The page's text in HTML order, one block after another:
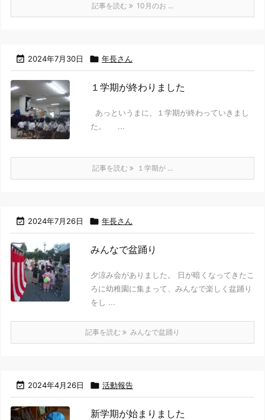
記事を読む 10月のお ...
 2024年7月30日  年長さん
１学期が終わりました
あっというまに、１学期が終わっていきまし
た。 ...
記事を読む １学期が ...
 2024年7月26日  年長さん
みんなで盆踊り
夕涼み会がありました。 日が暗くなってきたこ
ろに幼稚園に集まって、みんなで楽しく盆踊り
をし ...
記事を読む みんなで盆踊り
 2024年4月26日  活動報告
新学期が始まりました